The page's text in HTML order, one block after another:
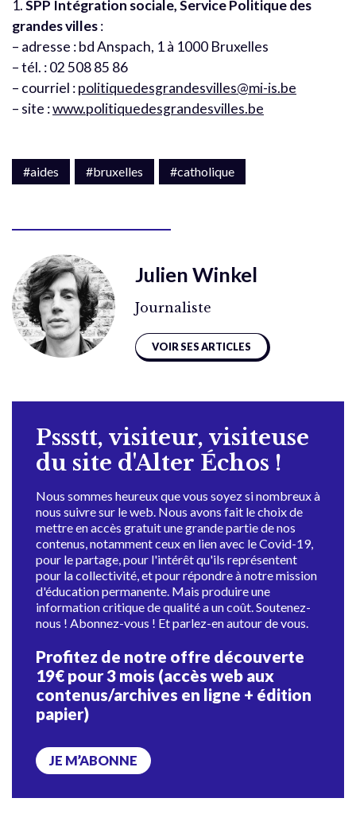
1.SPP Intégration sociale, Service Politique des
grandes villes:
– adresse : bd Anspach, 1 à 1000 Bruxelles
– tél. : 02 508 85 86
– courriel :politiquedesgrandesvilles@mi-is.be
– site :www.politiquedesgrandesvilles.be
#aides #bruxelles #catholique
Julien Winkel
Journaliste
VOIR SES ARTICLES
Pssstt, visiteur, visiteuse
du site d'Alter Échos !
Nous sommes heureux que vous soyez si nombreux à
nous suivre sur le web. Nous avons fait le choix de
mettre en accès gratuit une grande partie de nos
contenus, notamment ceux en lien avec le Covid-19,
pour le partage, pour l'intérêt qu'ils représentent
pour la collectivité, et pour répondre à notre mission
d'éducation permanente. Mais produire une
information critique de qualité a un coût. Soutenez-
nous ! Abonnez-vous ! Et parlez-en autour de vous.
Profitez de notre offre découverte
19€ pour 3 mois (accès web aux
contenus/archives en ligne + édition
papier)
JE M’ABONNE